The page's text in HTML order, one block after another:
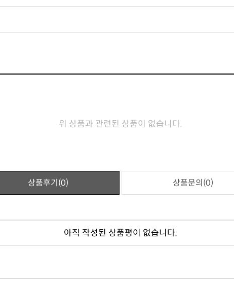
위 상품과 관련된 상품이 없습니다.
상품후기(0) 상품문의(0)
아직 작성된 상품평이 없습니다.